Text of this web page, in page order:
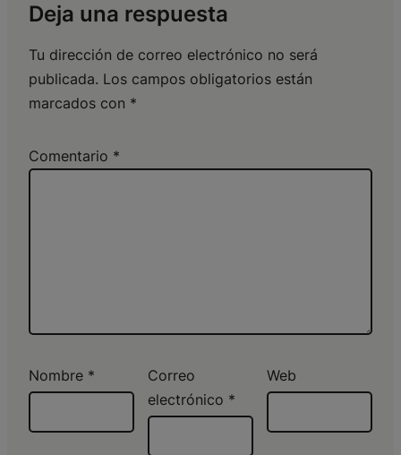
Deja una respuesta
Tu dirección de correo electrónico no será
publicada. Los campos obligatorios están
marcados con *
Comentario *
Nombre *
Correo
electrónico *
Web